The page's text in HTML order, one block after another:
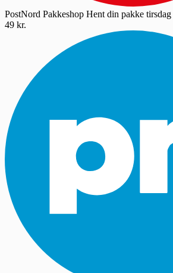
PostNord Pakkeshop Hent din pakke tirsdag
49 kr.